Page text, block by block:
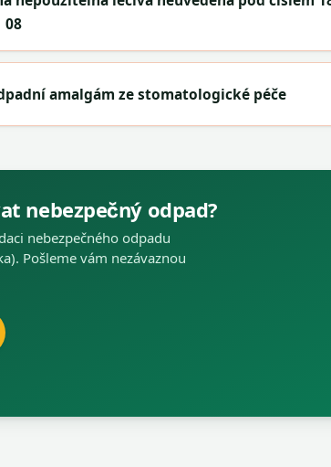
08
amalgám ze stomatologické péče
nebezpečný odpad?
nebezpečného odpadu
Pošleme vám nezávaznou